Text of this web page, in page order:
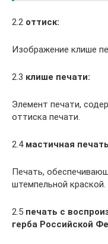
2.2 оттиск:
Изображение клише
2.3 клише печати:
Элемент печати,
оттиска печати.
2.4 мастичная
Печать,
штемпельной краской.
2.5 печать с
герба Российской